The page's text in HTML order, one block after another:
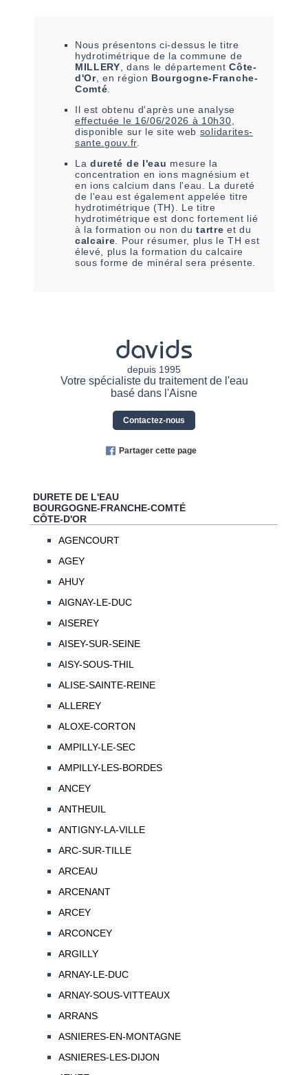
Nous présentons ci-dessus le titre
hydrotimétrique de la commune de
MILLERY , dans le départementCôte-
d'Or, en région Bourgogne-Franche-
Comté
Il est obtenu d'après une analyse
effectuée le 16/06/2026 à 10h30
disponible sur le site web solidarites-
sante.gouv.fr.
La dureté de l'eau mesure la
concentration en ions magnésium et
en ions calcium dans l'eau. La dureté
de l'eau est également appelée titre
hydrotimétrique (TH). Le titre
hydrotimétrique est donc fortement lié
à la formation ou non dutartre et du
calcaire . Pour résumer, plus le TH est
élevé, plus la formation du calcaire
sous forme de minéral sera présente.
davids
depuis 1995
Votre spécialiste du traitement de l'eau
basé dans l'Aisne
Contactez-nous
Partager cette page
DURETE DE L'EAU
BOURGOGNE-FRANCHE-COMTÉ
CÔTE-D'OR
AGENCOURT
AGEY
AHUY
AIGNAY-LE-DUC
AISEREY
AISEY-SUR-SEINE
AISY-SOUS-THIL
ALISE-SAINTE-REINE
ALLEREY
ALOXE-CORTON
AMPILLY-LE-SEC
AMPILLY-LES-BORDES
ANCEY
ANTHEUIL
ANTIGNY-LA-VILLE
ARC-SUR-TILLE
ARCEAU
ARCENANT
ARCEY
ARCONCEY
ARGILLY
ARNAY-LE-DUC
ARNAY-SOUS-VITTEAUX
ARRANS
ASNIERES-EN-MONTAGNE
ASNIERES-LES-DIJON